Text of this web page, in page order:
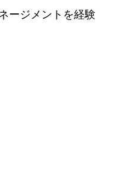
ージメントを経験